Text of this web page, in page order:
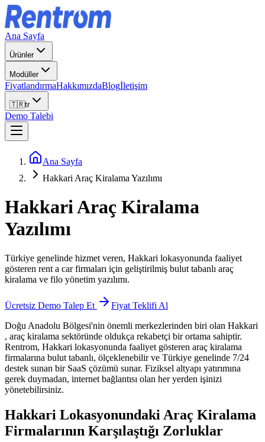
Ana Sayfa
Ürünler
Modüller
FiyatlandırmaHakkımızdaBlogİletişim
🇹🇷tr
Demo Talebi
Ana Sayfa
Hakkari Araç Kiralama Yazılımı
HakkariAraç Kiralama
Yazılımı
Türkiye genelinde hizmet veren, Hakkari lokasyonunda faaliyet
gösteren rent a car firmaları için geliştirilmiş bulut tabanlı araç
kiralama ve filo yönetim yazılımı.
Ücretsiz Demo Talep Et
Fiyat Teklifi Al
Doğu Anadolu Bölgesi'nin önemli merkezlerinden biri olan Hakkari
, araç kiralama sektöründe oldukça rekabetçi bir ortama sahiptir.
Rentrom, Hakkari lokasyonunda faaliyet gösteren araç kiralama
firmalarına bulut tabanlı, ölçeklenebilir ve Türkiye genelinde 7/24
destek sunan bir SaaS çözümü sunar. Fiziksel altyapı yatırımına
gerek duymadan, internet bağlantısı olan her yerden işinizi
yönetebilirsiniz.
Hakkari Lokasyonundaki Araç Kiralama
Firmalarının Karşılaştığı Zorluklar